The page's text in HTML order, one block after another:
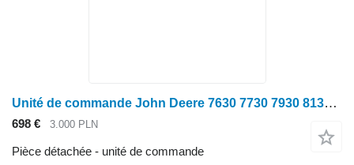
Unité de commande John Deere 7630 7730 7930 8130 8230 9530 Module Contrôleur Ordinateur RE275622 pour tracteur à roues John Deere 7630 7730 7930 8130 8230 9530
698 € 3.000 PLN
Pièce détachée - unité de commande